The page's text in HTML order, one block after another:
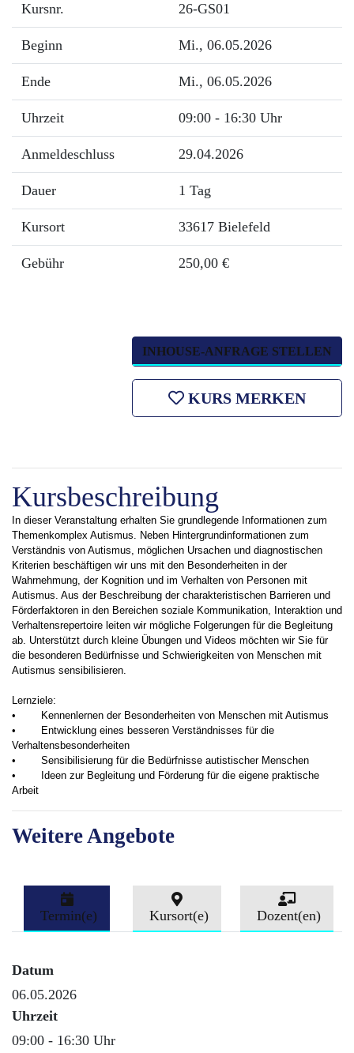
Kursnr. 26-GS01
Beginn Mi., 06.05.2026
Ende Mi., 06.05.2026
Uhrzeit 09:00 - 16:30 Uhr
Anmeldeschluss 29.04.2026
Dauer 1 Tag
Kursort 33617 Bielefeld
Gebühr 250,00 €
INHOUSE-ANFRAGE STELLEN
KURS MERKEN
Kursbeschreibung
In dieser Veranstaltung erhalten Sie grundlegende Informationen zum
Themenkomplex Autismus. Neben Hintergrundinformationen zum
Verständnis von Autismus, möglichen Ursachen und diagnostischen
Kriterien beschäftigen wir uns mit den Besonderheiten in der
Wahrnehmung, der Kognition und im Verhalten von Personen mit
Autismus. Aus der Beschreibung der charakteristischen Barrieren und
Förderfaktoren in den Bereichen soziale Kommunikation, Interaktion und
Verhaltensrepertoire leiten wir mögliche Folgerungen für die Begleitung
ab. Unterstützt durch kleine Übungen und Videos möchten wir Sie für
die besonderen Bedürfnisse und Schwierigkeiten von Menschen mit
Autismus sensibilisieren.
Lernziele:
•
Kennenlernen der Besonderheiten von Menschen mit Autismus
•
Entwicklung eines besseren Verständnisses für die
Verhaltensbesonderheiten
•
Sensibilisierung für die Bedürfnisse autistischer Menschen
•
Ideen zur Begleitung und Förderung für die eigene praktische
Arbeit
Weitere Angebote
Termin(e) Kursort(e) Dozent(en)
Datum
06.05.2026
Uhrzeit
09:00 - 16:30 Uhr